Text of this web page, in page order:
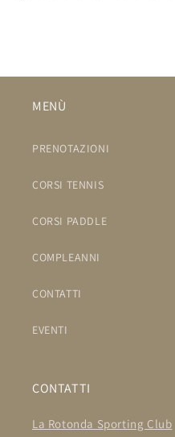
MENÙ
PRENOTAZIONI
CORSI TENNIS
CORSI PADDLE
COMPLEANNI
CONTATTI
EVENTI
CONTATTI
La Rotonda Sporting Club